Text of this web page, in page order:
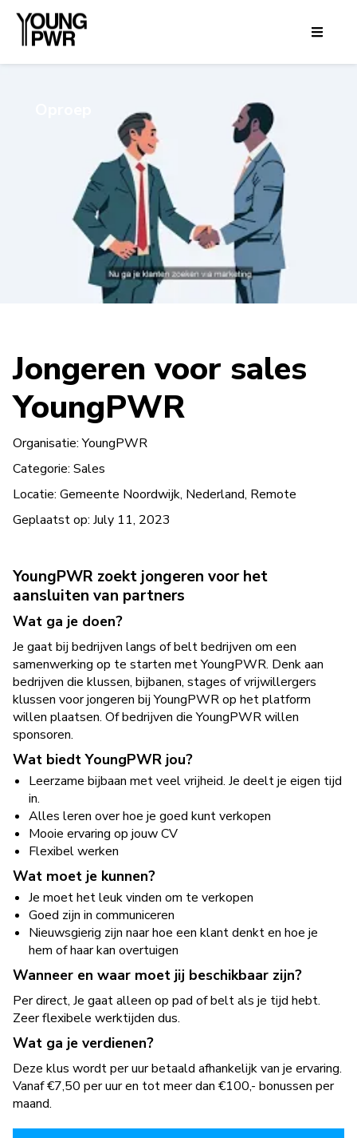
Jongeren voor sales
YoungPWR
Organisatie:YoungPWR
Categorie: Sales
Locatie: Gemeente Noordwijk, Nederland, Remote
Geplaatst op: July 11, 2023
YoungPWR zoekt jongeren voor het
aansluiten van partners
Wat ga je doen?
Je gaat bij bedrijven langs of belt bedrijven om een
samenwerking op te starten met YoungPWR. Denk aan
bedrijven die klussen, bijbanen, stages of vrijwillergers
klussen voor jongeren bij YoungPWR op het platform
willen plaatsen. Of bedrijven die YoungPWR willen
sponsoren.
Wat biedt YoungPWR jou?
Leerzame bijbaan met veel vrijheid. Je deelt je eigen tijd
in.
Alles leren over hoe je goed kunt verkopen
Mooie ervaring op jouw CV
Flexibel werken
Wat moet je kunnen?
Je moet het leuk vinden om te verkopen
Goed zijn in communiceren
Nieuwsgierig zijn naar hoe een klant denkt en hoe je
hem of haar kan overtuigen
Wanneer en waar moet jij beschikbaar zijn?
Per direct, Je gaat alleen op pad of belt als je tijd hebt.
Zeer flexibele werktijden dus.
Wat ga je verdienen?
Deze klus wordt per uur betaald afhankelijk van je ervaring.
Vanaf €7,50 per uur en tot meer dan €100,- bonussen per
maand.